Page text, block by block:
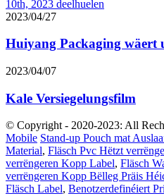
2023/04/27
Huiyang Packaging wäert
2023/04/07
Kale Versiegelungsfilm
© Copyright - 2020-2023: All
Mobile Stand-up Pouch mat
Material, Fläsch Pvc Hëtzt
verrëngeren Kopp Label, Fläsch
verrëngeren Kopp Bëlleg Präis
Fläsch Label, Benotzerdefinéiert